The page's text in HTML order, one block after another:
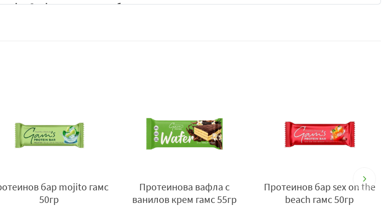
вафла Gam's с вкус на лимон ибадемие създадена за всички, които искат да се насладят на
нотки на лимона придават лекота и приятна сладост, а бадемовият вкус допълва цялостното
ядкова мекота. Резултатът е хармонично съчетание, което предлага не само хранителна стойност, но
при всяка хапка.
храненията или протеинова алтернатива на стандартните сладки изделия, Gam's Лимон ибадемие
за хората, които ценят съчетанието между вкус, удобство и активен начин на живот.
Протеинова вафла с
ванилов крем гамс 55гр
Колагенов бар кокосов
чийзкейк гамс 50гр
Протеинов бар pina colada
гамс 50гр